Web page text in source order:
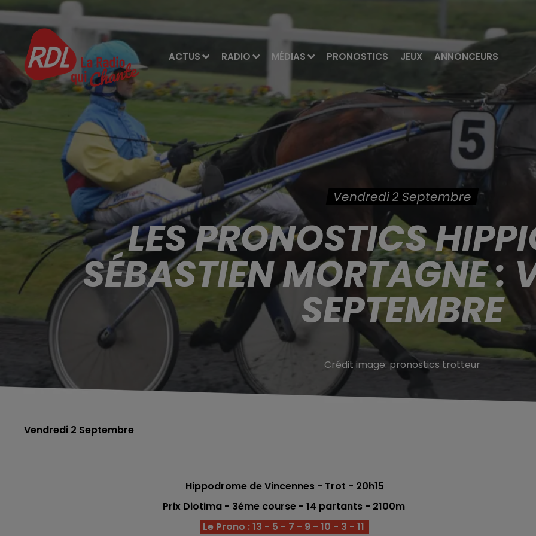
ACTUS RADIO MÉDIAS PRONOSTICS JEUX ANNONCEURS
Vendredi 2 Septembre
LES PRONOSTICS
SÉBASTIEN MORTAGNE :
SEPTEMBRE
Crédit image: pronostics trotteur
Vendredi 2 Septembre
Hippodrome de Vincennes - Trot - 20h15
Prix Diotima - 3émecourse - 14 partants - 2100m
Le Prono : 13 - 5 - 7 - 9 - 10 - 3 - 11